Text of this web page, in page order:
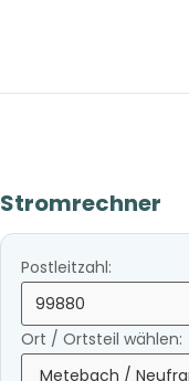
Stromrechner
Postleitzahl:
Ort / Ortsteil wählen: